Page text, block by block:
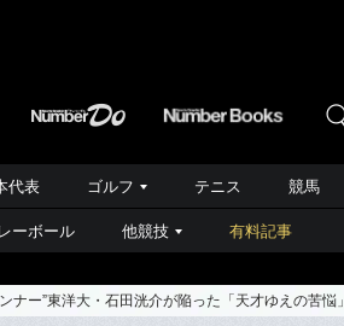
代表 ゴルフ テニス 競馬
ーボール 他競技 有料記事
ー”東洋大・石田洸介が陥った「天才ゆえの苦悩」